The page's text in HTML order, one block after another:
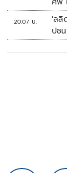
20:07 น.
'ลลิ
ปช